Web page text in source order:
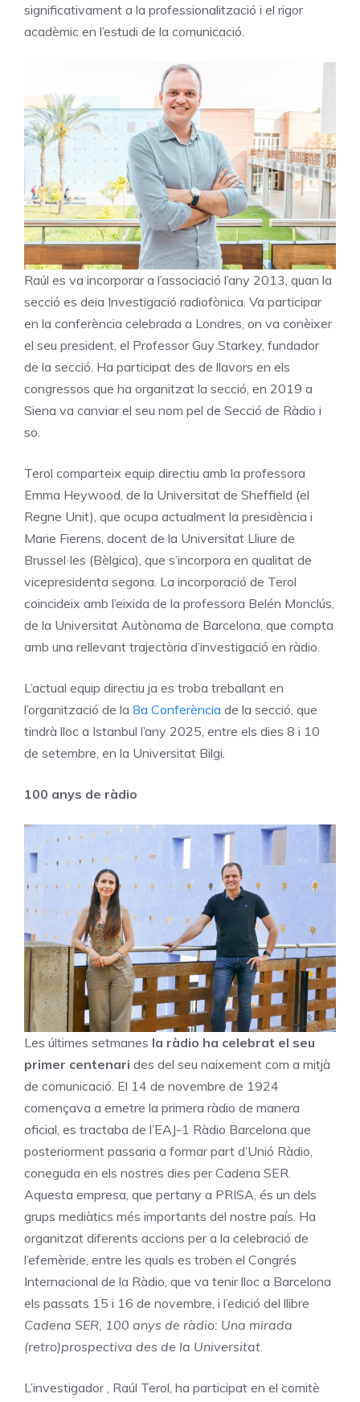
significativament a la professionalització i el rigor
acadèmic en l’estudi de la comunicació.
Raúl es va incorporar a l’associació l’any 2013, quan la
secció es deia Investigació radiofònica. Va participar
en la conferència celebrada a Londres, on va conèixer
el seu president, el Professor Guy Starkey, fundador
de la secció. Ha participat des de llavors en els
congressos que ha organitzat la secció, en 2019 a
Siena va canviar el seu nom pel de Secció de Ràdio i
so.
Terol comparteix equip directiu amb la professora
Emma Heywood, de la Universitat de Sheffield (el
Regne Unit), que ocupa actualment la presidència i
Marie Fierens, docent de la Universitat Lliure de
Brussel·les (Bèlgica), que s’incorpora en qualitat de
vicepresidenta segona. La incorporació de Terol
coincideix amb l’eixida de la professora Belén Monclús,
de la Universitat Autònoma de Barcelona, que compta
amb una rellevant trajectòria d’investigació en ràdio.
L’actual equip directiu ja es troba treballant en
l’organització de la 8a Conferència de la secció, que
tindrà lloc a Istanbul l’any 2025, entre els dies 8 i 10
de setembre, en la Universitat Bilgi.
100 anys de ràdio
Les últimes setmanes la ràdio ha celebrat el seu
primer centenari des del seu naixement com a mitjà
de comunicació. El 14 de novembre de 1924
començava a emetre la primera ràdio de manera
oficial, es tractaba de l’EAJ-1 Ràdio Barcelona que
posteriorment passaria a formar part d’Unió Ràdio,
coneguda en els nostres dies per Cadena SER.
Aquesta empresa, que pertany a PRISA, és un dels
grups mediàtics més importants del nostre país. Ha
organitzat diferents accions per a la celebració de
l’efemèride, entre les quals es troben el Congrés
Internacional de la Ràdio, que va tenir lloc a Barcelona
els passats 15 i 16 de novembre, i l’edició del llibre
Cadena SER, 100 anys de ràdio: Una mirada
(retro)prospectiva des de la Universitat.
L’investigador , Raúl Terol, ha participat en el comitè